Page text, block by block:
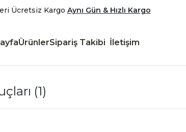
Ücretsiz Kargo Aynı Gün & Hızlı Kargo
ÜrünlerSipariş Takibi İletişim
(1)